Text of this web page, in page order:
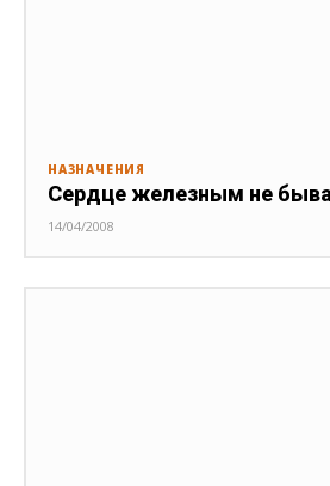
НАЗНАЧЕНИЯ
Сердце железным не
14/04/2008